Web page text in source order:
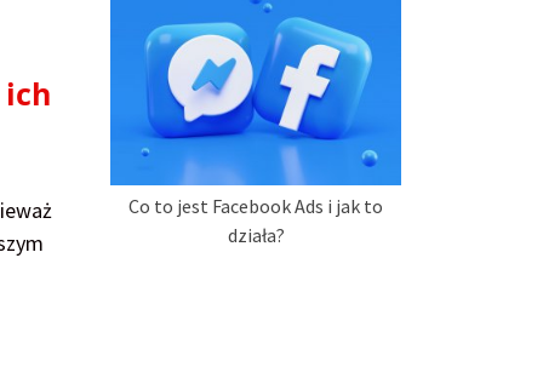
Co to jest Facebook Ads i jak to
działa?